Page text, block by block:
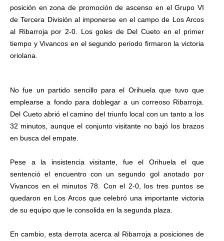
posición en zona de promoción de ascenso en el Grupo VI
de Tercera División al imponerse en el campo de Los Arcos
al Ribarroja por 2-0. Los goles de Del Cueto en el primer
tiempo y Vivancos en el segundo periodo firmaron la victoria
oriolana.
No fue un partido sencillo para el Orihuela que tuvo que
emplearse a fondo para doblegar a un correoso Ribarroja.
Del Cueto abrió el camino del triunfo local con un tanto a los
32 minutos, aunque el conjunto visitante no bajó los brazos
en busca del empate.
Pese a la insistencia visitante, fue el Orihuela el que
sentenció el encuentro con un segundo gol anotado por
Vivancos en el minutos 78. Con el 2-0, los tres puntos se
quedaron en Los Arcos que celebró una importante victoria
de su equipo que le consolida en la segunda plaza.
En cambio, esta derrota acerca al Ribarroja a posiciones de